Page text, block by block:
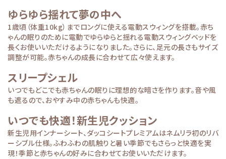
ゆらゆら揺れて夢の中へ
1歳頃（体重10kg）までロングに使える電動スウィングを搭載。赤ち
ゃんの眠りのために電動でゆらゆらと揺れる電動スウィングベッドを
長くお使いいただけるようになりました。さらに、足元の長さもサイズ
調整が可能。赤ちゃんの成長に合わせて広々使えます。
スリープシェル
いつでもどこでも赤ちゃんの眠りに理想的な暗さを作ります。音や風
も遮るので、おやすみ中の赤ちゃんも快適。
いつでも快適！新生児クッション
新生児用インナーシート、ダッコシートプレミアムはネムリラ初のリバ
ーシブル仕様。ふわふわの肌触りと暑い季節でもさらっと快適を実
現！季節と赤ちゃんの好みに合わせてお使いいただけます。